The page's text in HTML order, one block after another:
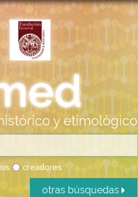
y etimológico
creadores
otras búsquedas